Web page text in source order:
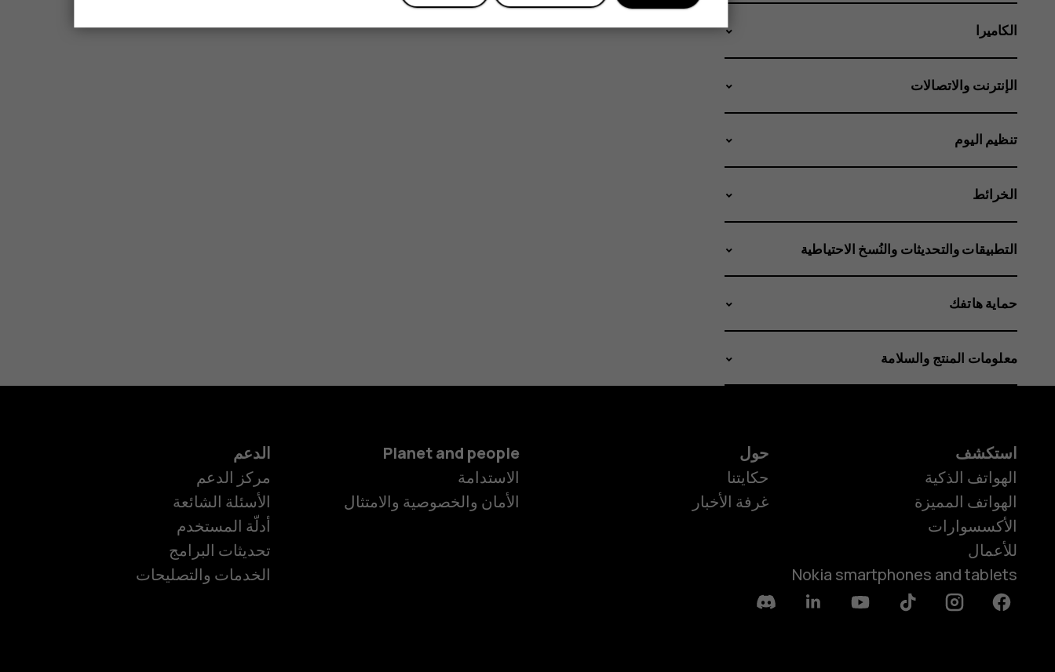
الهواتف الذكية
الكاميرا
الإنترنت والاتصالات
تنظيم اليوم
الخرائط
التطبيقات والتحديثات والنُسخ الاحتياطية
حماية هاتفك
معلومات المنتج والسلامة
استكشف
الهواتف الذكية
الهواتف المميزة
الأكسسوارات
للأعمال
Nokia smartphones and tablets
حول
حكايتنا
غرفة الأخبار
Planet and people
الاستدامة
الأمان والخصوصية والامتثال
الدعم
مركز الدعم
الأسئلة الشائعة
أدلّة المستخدم
تحديثات البرامج
الخدمات والتصليحات
Facebook
Instagram
Tiktok
Youtube
Linkedin
Discord